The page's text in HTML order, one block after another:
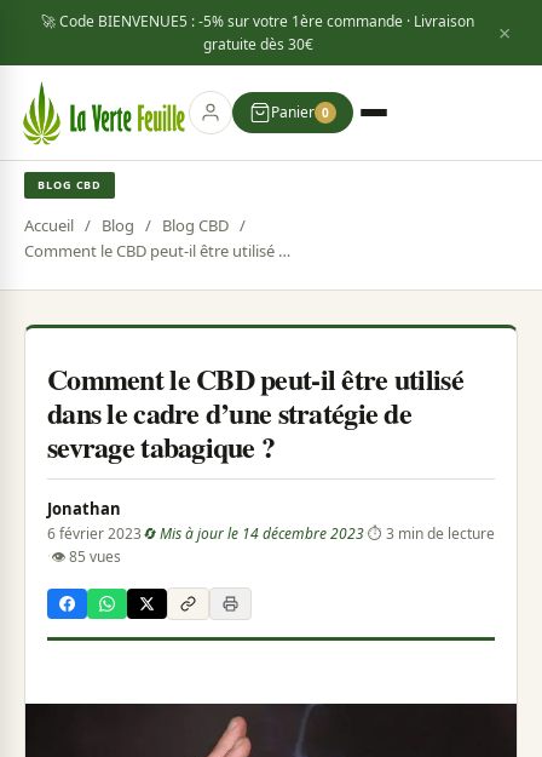
🚀 Code BIENVENUE5 : -5% sur votre 1ère commande · Livraison
gratuite dès 30€ ×
Panier 0
BLOG CBD
Accueil / Blog / Blog CBD /
Comment le CBD peut-il être utilisé dans le cadre d’une stratégie de sevrage tabagique ?
Comment le CBD peut-il être utilisé
dans le cadre d’une stratégie de
sevrage tabagique ?
Jonathan
6 février 2023🔄 Mis à jour le 14 décembre 2023·⏱ 3 min de lecture
·👁 85 vues